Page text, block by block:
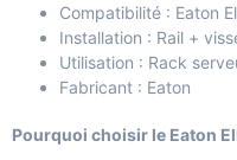
Compatibilité : Eaton
Installation : Rail +
Utilisation : Rack
Fabricant : Eaton
Pourquoi choisir le Eaton